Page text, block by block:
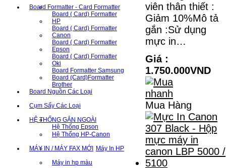
Board Formatter - Card Formatter
Board ( Card) Formatter
HP
Board ( Card) Formatter
Canon
Board ( Card) Formatter
Epson
Board ( Card) Formatter
Oki
Board Formatter Samsung
Board (Card)Formatter
Brother
Board Nguồn Các Loại
Cụm Sấy Các Loại
HỆ THỐNG GẮN NGOÀI
Hệ Thống Epson
Hệ Thống HP-Canon
MÁY IN / MÁY FAX MỚI Máy In HP
Máy in hp màu
viên thân thiết :
Giảm 10%Mô tả
gắn :Sử dụng
mực in…
Giá :
1.750.000VND
Mua Hàng